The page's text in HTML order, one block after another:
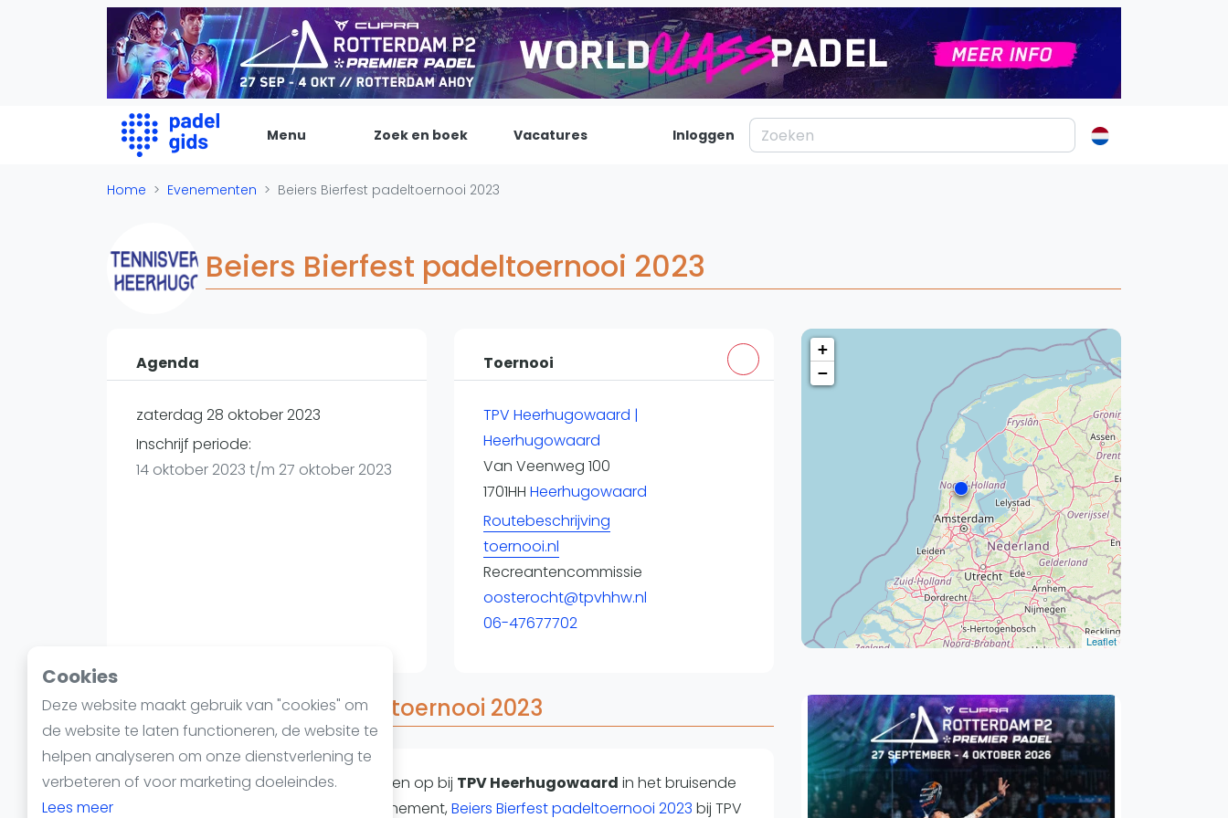
Cookies
Deze website maakt gebruik van "cookies" om
de website te laten functioneren, de website te
helpen analyseren om onze dienstverlening te
verbeteren of voor marketing doeleindes.
Lees meer
Menu
De Padel Gids
Padelwinkels
Padelreizen
Banenbouwers
Overige categorien
Reserveringssystemen
Padelscholen
Toevoegen data
Padel
Nieuws
Blog artikelen
Overige
Ranglijsten
Nationale Toernooien
Internationale toernooien
Join WhatsApp Community
Zoek en boek Vacatures Inloggen
Home Evenementen Beiers Bierfest padeltoernooi 2023
Beiers Bierfest padeltoernooi 2023
Agenda
zaterdag 28 oktober 2023
Inschrijf periode:
14 oktober 2023 t/m 27 oktober 2023
Toernooi
TPV Heerhugowaard |
Heerhugowaard
Van Veenweg 100
1701HH Heerhugowaard
Routebeschrijving
toernooi.nl
Recreantencommissie
oosterocht@tpvhhw.nl
06-47677702
+
−
Leaflet
Over Beiers Bierfest padeltoernooi 2023
Laat je passie voorpadelontvlammen op bij TPV Heerhugowaard in het bruisende
. Het evenement, Beiers Bierfest padeltoernooi 2023 bij TPV
Kortingscode: PADELGIDS10